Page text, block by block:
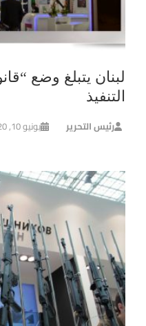
لبنان يتبلغ وضع
التنفيذ
رئيس التحرير يونيو 10, 2020